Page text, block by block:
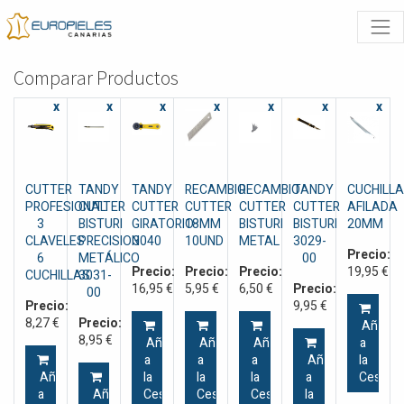
Comparar Productos
x x x x x x x
CUTTER
PROFESIONAL
3
CLAVELES
6
CUCHILLAS
Precio:
8,27€
Añadir
a
TANDY
CUTTER
BISTURI
PRECISION
METÁLICO
3031-
00
Precio:
8,95€
Añadir
TANDY
CUTTER
GIRATORIO
3040
Precio:
16,95€
Añadir
a
la
Cesta
RECAMBIO
CUTTER
18MM
10UND
Precio:
5,95€
Añadir
a
la
Cesta
RECAMBIO
CUTTER
BISTURI
METAL
Precio:
6,50€
Añadir
a
la
Cesta
TANDY
CUTTER
BISTURI
3029-
00
Precio:
9,95€
Añadir
a
la
CUCHILLA
AFILADA
20MM
Precio:
19,95€
Añadir
a
la
Cesta